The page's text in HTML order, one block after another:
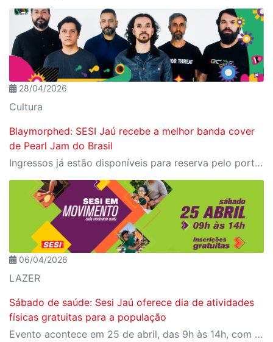
28/04/2026
Cultura
Blaymorphed: SESI Jaú recebe a melhor banda cover
de Pearl Jam do Brasil
Ingressos já estão disponíveis para reserva pelo portal Meu SESI, dois ingressos por CPF
06/04/2026
LAZER
Sábado de saúde: Sesi Jaú oferece dia de atividades
físicas gratuitas para a população
Evento acontece em 25 de abril, das 9h às 14h, com programação para todas as idades